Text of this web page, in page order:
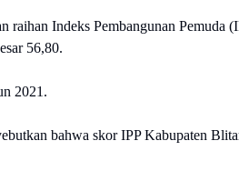
raihan Indeks Pembangunan Pemuda
56,80.
2021.
bahwa skor IPP Kabupaten